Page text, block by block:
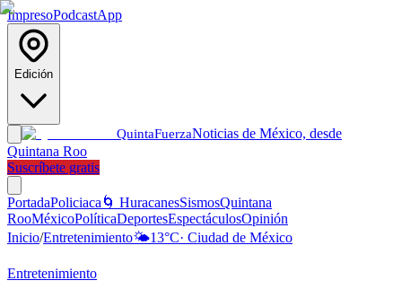
ImpresoPodcastApp
Edición
QuintaFuerzaNoticias de México, desde
Quintana Roo
Suscríbete gratis
PortadaPoliciaca 🌀 HuracanesSismosQuintana
RooMéxicoPolíticaDeportesEspectáculosOpinión
Inicio/Entretenimiento🌤️13°C· Ciudad de México
Entretenimiento